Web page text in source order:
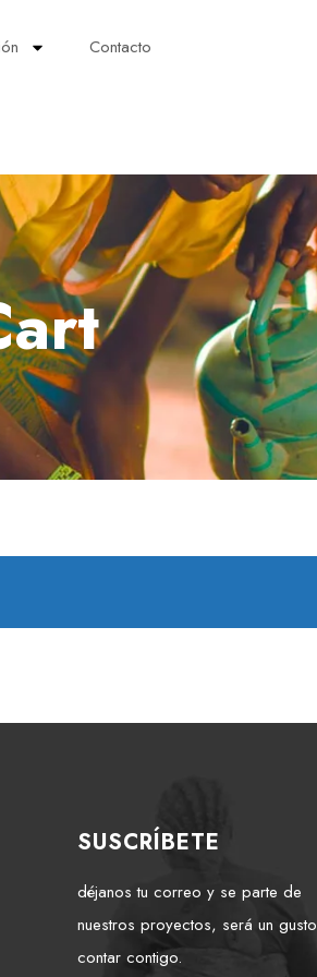
Contacto
SUSCRÍBETE
déjanos tu correo y se parte de
nuestros proyectos, será un gusto
contar contigo.